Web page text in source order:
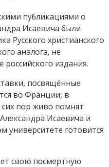
публикациями о
Исаевича были
Русского христианского
аналога, не
издания.
посвящённые
во Франции, в
сих пор живо помнят
Исаевича и
университете готовится
свою посмертную